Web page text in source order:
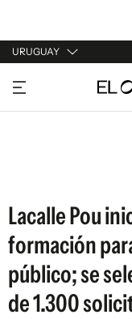
URUGUAY
URUGUAY
ARGENTINA
Lacalle Pou
formación
público; se
de 1.300